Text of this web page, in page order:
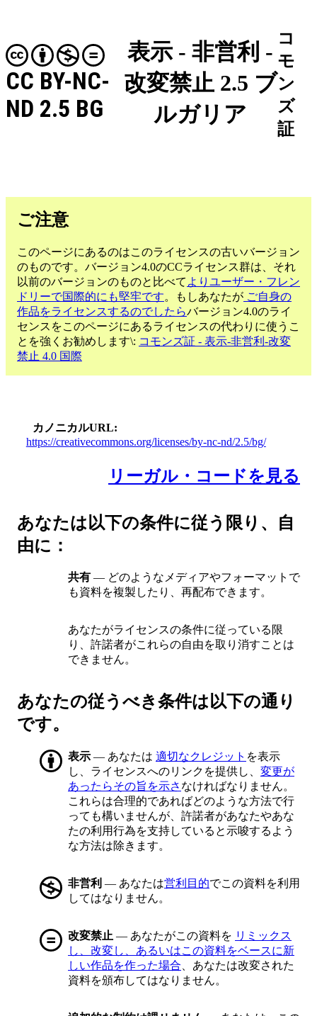
表示 - 非営利 -
改変禁止 2.5 ブ
ルガリア
CC BY-NC-
ND 2.5 BG
コ
モ
ン
ズ
証
ご注意
このページにあるのはこのライセンスの古いバージョン
のものです。バージョン4.0のCCライセンス群は、それ
以前のバージョンのものと比べて よりユーザー・フレン
ドリーで国際的にも堅牢です。もしあなたが ご自身の
作品をライセンスするのでしたらバージョン4.0のライ
センスをこのページにあるライセンスの代わりに使うこ
とを強くお勧めします\: コモンズ証 - 表示-非営利-改変
禁止 4.0 国際
カノニカルURL
https://creativecommons.org/licenses/by-nc-nd/2.5/bg/
リーガル・コードを見る
あなたは以下の条件に従う限り、自
由に：
共有 — どのようなメディアやフォーマットで
も資料を複製したり、再配布できます。
あなたがライセンスの条件に従っている限
り、許諾者がこれらの自由を取り消すことは
できません。
あなたの従うべき条件は以下の通り
です。
表示 — あなたは 適切なクレジット を表示
し、ライセンスへのリンクを提供し、 変更が
あったらその旨を示さ なければなりません。
これらは合理的であればどのような方法で行
っても構いませんが、許諾者があなたやあな
たの利用行為を支持していると示唆するよう
な方法は除きます。
非営利 — あなたは営利目的でこの資料を利用
してはなりません。
改変禁止 — あなたがこの資料を リミックス
し、改変し、あるいはこの資料をベースに新
しい作品を作った場合 、あなたは改変された
資料を頒布してはなりません。